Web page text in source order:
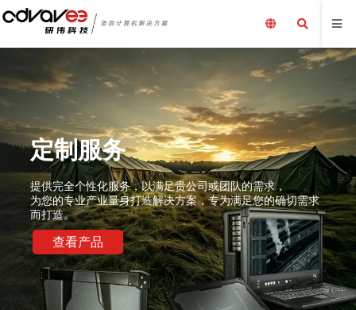
的需求，
您的确切需求